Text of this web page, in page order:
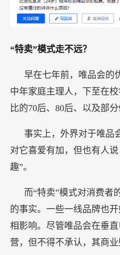
“特卖”模式走不远？
早在七年前，唯品会的
中年家庭主理人，下至在
比的70后、80后、以及部分
事实上，外界对于唯品
对它喜爱有加，但也有人
趣”。
而“特卖”模式对消费者
的事实。一些一线品牌也
相影响。尽管唯品会在垂
营，但不得不承认，其商业